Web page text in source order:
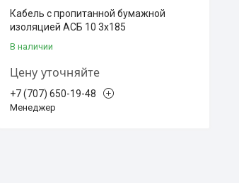
Кабель с пропитанной бумажной
изоляцией АСБ 10 3х185
В наличии
Цену уточняйте
+7 (707) 650-19-48
Менеджер